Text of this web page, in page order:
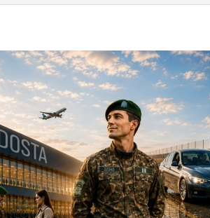
Vēlos atstāt savu e-pastu saziņai